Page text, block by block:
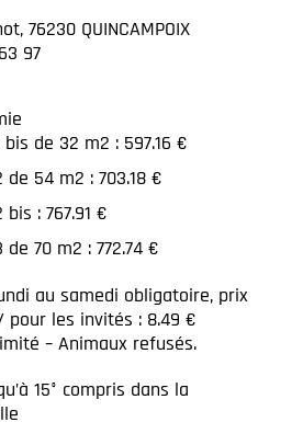
76230 QUINCAMPOIX
97
de 32 m2 : 597.16 €
54 m2 : 703.18 €
: 767.91 €
70 m2 : 772.74 €
au samedi obligatoire, prix
pour les invités : 8.49 €
– Animaux refusés.
15° compris dans la